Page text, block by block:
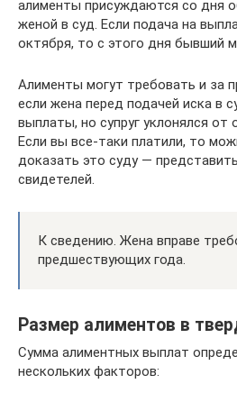
алименты присуждаются со дня
женой в суд. Если подача на
октября, то с этого дня бывший
Алименты могут требовать и за
если жена перед подачей иска в
выплаты, но супруг уклонялся от
Если вы все-таки платили, то
доказать это суду —
свидетелей.
К сведению. Жена вправе
предшествующих года.
Размер алиментов в
Сумма алиментных выплат
нескольких факторов: